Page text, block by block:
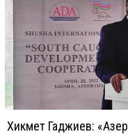
Хикмет Гаджиев: